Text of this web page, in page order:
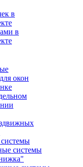
в
в
окон
системы